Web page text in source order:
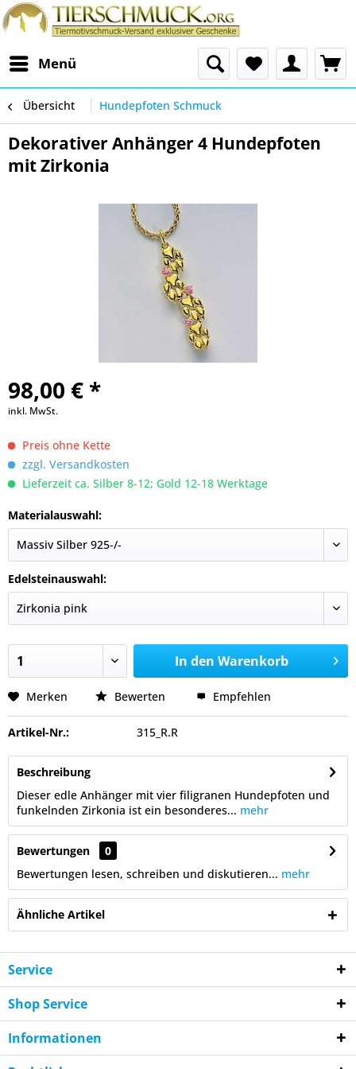
Menü
Übersicht Hundepfoten Schmuck
Dekorativer Anhänger 4 Hundepfoten
mit Zirkonia
98,00 € *
inkl. MwSt.
Preis ohne Kette
zzgl. Versandkosten
Lieferzeit ca. Silber 8-12; Gold 12-18 Werktage
Materialauswahl:
Edelsteinauswahl:
In den Warenkorb
Merken Bewerten Empfehlen
Artikel-Nr.: 315_R.R
Beschreibung
Dieser edle Anhänger mit vier filigranen Hundepfoten und
funkelnden Zirkonia ist ein besonderes... mehr
Bewertungen
0
Bewertungen lesen, schreiben und diskutieren... mehr
Ähnliche Artikel
Service
Shop Service
Informationen